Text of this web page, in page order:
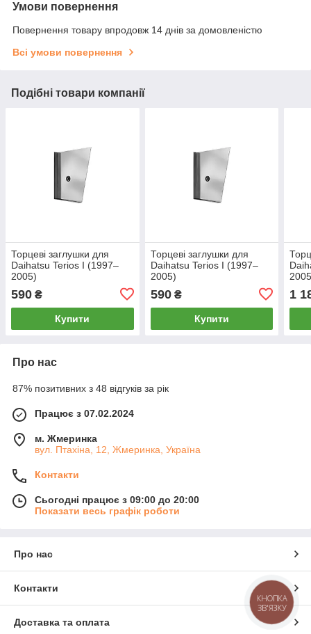
Умови повернення
Повернення товару впродовж 14 днів за домовленістю
Всі умови повернення
Подібні товари компанії
Торцеві заглушки для
Daihatsu Terios I (1997–
2005)
590 ₴
Купити
Торцеві заглушки для
Daihatsu Terios I (1997–
2005)
590₴
Купити
1
Про нас
87% позитивних з 48 відгуків за рік
Працює з 07.02.2024
м. Жмеринка
вул. Птахіна, 12, Жмеринка, Україна
Контакти
Сьогодні працює з 09:00 до 20:00
Показати весь графік роботи
Про нас
Контакти
Доставка та оплата
КНОПКА
ЗВ'ЯЗКУ